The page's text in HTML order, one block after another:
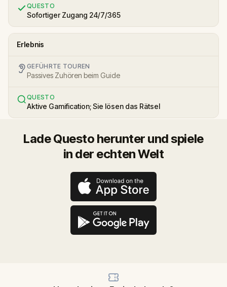
QUESTO
Sofortiger Zugang 24/7/365
Erlebnis
GEFÜHRTE TOUREN
Passives Zuhören beim Guide
QUESTO
Aktive Gamification; Sie lösen das Rätsel
Lade Questo herunter und spiele
in der echten Welt